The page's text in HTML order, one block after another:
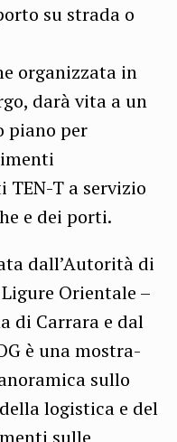
su strada o
organizzata in
darà vita a un
piano per
T a servizio
e dei porti.
dall’Autorità di
Orientale –
di Carrara e dal
è una mostra-
sullo
logistica e del
sulle